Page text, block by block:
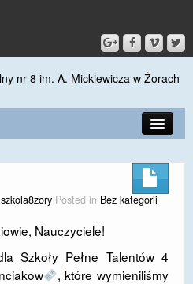
szkola8zory Posted in Bez kategorii
Nauczyciele!
Szkoły Pełne Talentów 4
, które wymieniliśmy